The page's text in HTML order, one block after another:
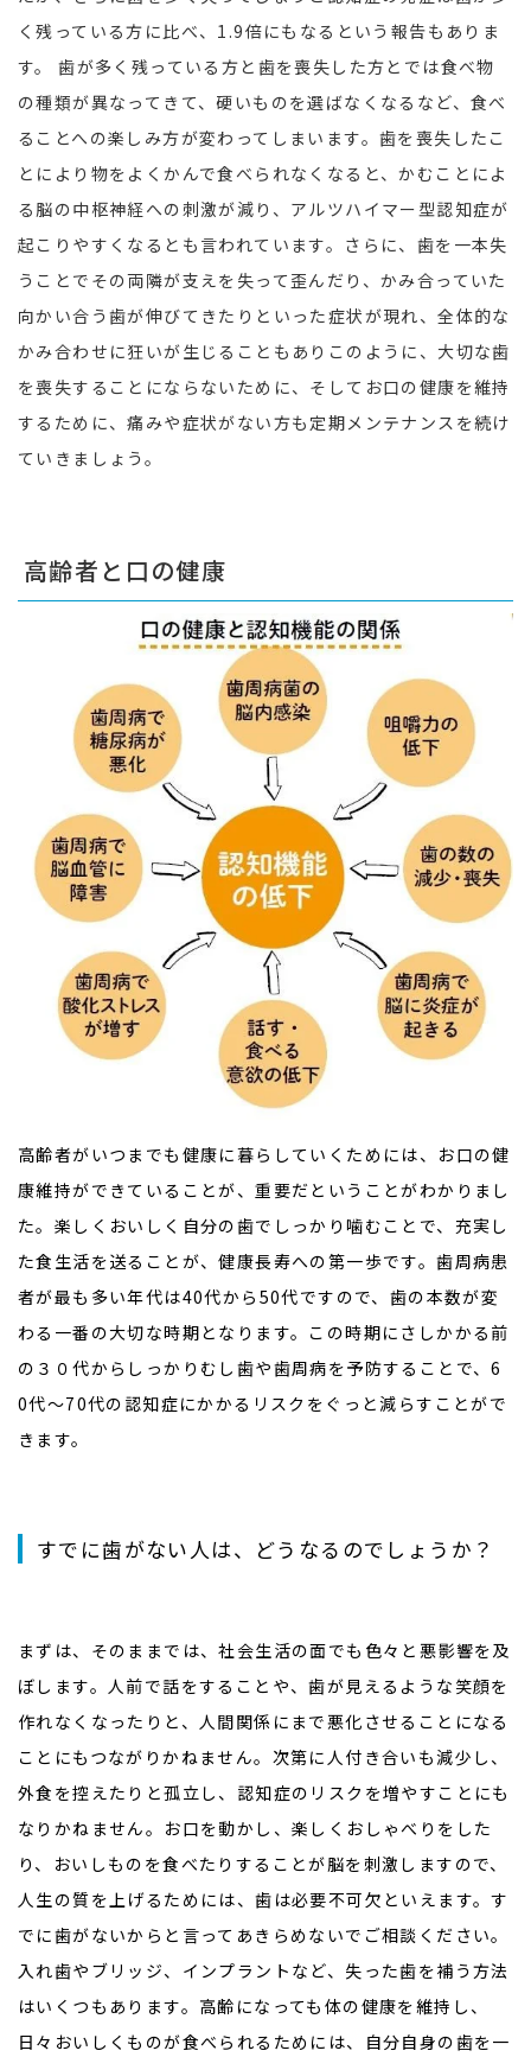
く残っている方に比べ、1.9倍にもなるという報告もありま
す。 歯が多く残っている方と歯を喪失した方とでは食べ物
の種類が異なってきて、硬いものを選ばなくなるなど、食べ
ることへの楽しみ方が変わってしまいます。歯を喪失したこ
とにより物をよくかんで食べられなくなると、かむことによ
る脳の中枢神経への刺激が減り、アルツハイマー型認知症が
起こりやすくなるとも言われています。さらに、歯を一本失
うことでその両隣が支えを失って歪んだり、かみ合っていた
向かい合う歯が伸びてきたりといった症状が現れ、全体的な
かみ合わせに狂いが生じることもありこのように、大切な歯
を喪失することにならないために、そしてお口の健康を維持
するために、痛みや症状がない方も定期メンテナンスを続け
ていきましょう。
高齢者と口の健康
高齢者がいつまでも健康に暮らしていくためには、お口の健
康維持ができていることが、重要だということがわかりまし
た。楽しくおいしく自分の歯でしっかり噛むことで、充実し
た食生活を送ることが、健康長寿への第一歩です。歯周病患
者が最も多い年代は40代から50代ですので、歯の本数が変
わる一番の大切な時期となります。この時期にさしかかる前
の３０代からしっかりむし歯や歯周病を予防することで、6
0代～70代の認知症にかかるリスクをぐっと減らすことがで
きます。
すでに歯がない人は、どうなるのでしょうか？
まずは、そのままでは、社会生活の面でも色々と悪影響を及
ぼします。人前で話をすることや、歯が見えるような笑顔を
作れなくなったりと、人間関係にまで悪化させることになる
ことにもつながりかねません。次第に人付き合いも減少し、
外食を控えたりと孤立し、認知症のリスクを増やすことにも
なりかねません。お口を動かし、楽しくおしゃべりをした
り、おいしものを食べたりすることが脳を刺激しますので、
人生の質を上げるためには、歯は必要不可欠といえます。す
でに歯がないからと言ってあきらめないでご相談ください。
入れ歯やブリッジ、インプラントなど、失った歯を補う方法
はいくつもあります。高齢になっても体の健康を維持し、
日々おいしくものが食べられるためには、自分自身の歯を一